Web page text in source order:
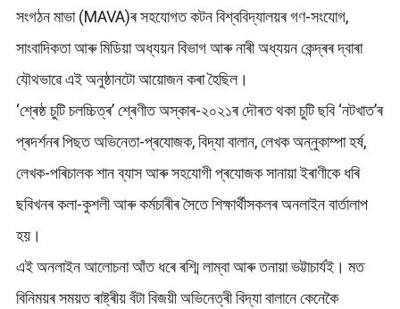
সংগঠন মাভা (MAVA)ৰ সহযোগত কটন বিশ্ববিদ্যালয়ৰ গণ-সংযোগ,
সাংবাদিকতা আৰু মিডিয়া অধ্যয়ন বিভাগ আৰু নাৰী অধ্যয়ন কেন্দ্ৰৰ দ্বাৰা
যৌথভাৱে এই অনুষ্ঠানটো আয়োজন কৰা হৈছিল।
‘শ্ৰেষ্ঠ চুটি চলচ্চিত্ৰ’ শ্ৰেণীত অস্কাৰ-২০২১ৰ দৌৰত থকা চুটি ছবি ‘নটখাত’ৰ
প্ৰদৰ্শনৰ পিছত অভিনেতা-প্ৰযোজক, বিদ্যা বালান, লেখক অন্নুকাম্পা হৰ্ষ,
লেখক-পৰিচালক শান ব্যাস আৰু সহযোগী প্ৰযোজক সানায়া ইৰাণীকে ধৰি
ছবিখনৰ কলা-কুশলী আৰু কৰ্মচাৰীৰ সৈতে শিক্ষাৰ্থীসকলৰ অনলাইন বাৰ্তালাপ
হয়।
এই অনলাইন আলোচনা আঁত ধৰে ৰশ্মি লাম্বা আৰু তনায়া ভট্টাচাৰ্যই। মত
বিনিময়ৰ সময়ত ৰাষ্ট্ৰীয় বঁটা বিজয়ী অভিনেত্ৰী বিদ্যা বালানে কেনেকৈ